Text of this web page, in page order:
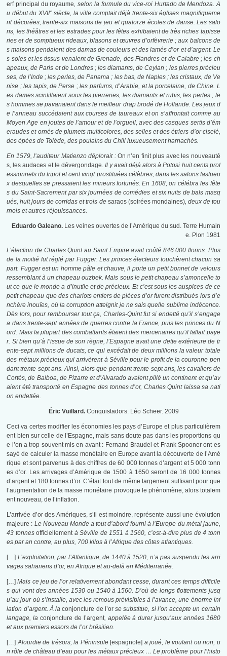
erf principal du royaume, selon la formule du vice-roi Hurtado de Mendoza. A
u début du XVII° siècle, la ville comptait déjà trente-six églises magnifiqueme
nt décorées, trente-six maisons de jeu et quatorze écoles de danse. Les salo
ns, les théâtres et les estrades pour les fêtes exhibaient de très riches tapisse
ries et de somptueux rideaux, blasons et œuvres d’orfèvrerie ; aux balcons de
s maisons pendaient des damas de couleurs et des lamés d’or et d’argent. Le
s soies et les tissus venaient de Grenade, des Flandres et de Calabre ; les ch
apeaux, de Paris et de Londres ; les diamants, de Ceylan ; les pierres précieu
ses, de l’Inde ; les perles, de Panama ; les bas, de Naples ; les cristaux, de Ve
nise ; les tapis, de Perse ; les parfums, d’Arabie, et la porcelaine, de Chine. L
es dames scintillaient sous les pierreries, les diamants et rubis, les perles ; le
s hommes se pavanaient dans le meilleur drap brodé de Hollande. Les jeux d
e l’anneau succédaient aux courses de taureaux et on s’affrontait comme au
Moyen Age en joutes de l’amour et de l’orgueil, avec des casques sertis d’ém
eraudes et ornés de plumets multicolores, des selles et des étriers d’or ciselé,
des épées de Tolède, des poulains du Chili luxueusement harnachés.
En 1579, l’auditeur Matienzo déplorait : On n’en finit plus avec les nouveauté
s, les audaces et le dévergondage.Il y avait déjà alors à Potosi huit cents prof
essionnels du tripot et cent vingt prostituées célèbres, dans les salons fastueu
x desquelles se pressaient les mineurs fortunés. En 1608, on célébra les fête
s du Saint-Sacrement par six journées de comédies et six nuits de bals masq
ués, huit jours de corridas et trois de saraos (soirées mondaines), deux de tou
rnois et autres réjouissances.
Eduardo Galeano. Les veines ouvertes de l’Amérique du sud. Terre Humain
e. Plon 1981
L’élection de Charles Quint au Saint Empire avait coûté 846 000 florins. Plus
de la moitié fut réglé par Fugger. Les princes électeurs touchèrent chacun sa
part. Fugger est un homme pâle et chauve, il porte un petit bonnet de velours
ressemblant à un chapeau ouzbek. Mais sous le petit chapeau s’amoncelle to
ut ce que le monde a d’inutile et de précieux. Et c’est sous les auspices de ce
petit chapeau que des chariots entiers de pièces d’or furent distribués lors d’e
nchère inouïes, où la corruption atteignit je ne sais quelle sublime indécence.
Dès lors, pour rembourser tout ça, Charles-Quint fut si endetté qu’il s’engage
a dans trente-sept années de guerres contre la France, puis les princes du N
ord. Mais la plupart des combattants étaient des mercenaires qu’il fallait paye
r. Si bien qu’à l’issue de son règne, l’Espagne avait une dette extérieure de tr
ente-sept millions de ducats, ce qui excédait de deux millions la valeur totale
des métaux précieux qui arrivèrent à Séville pour le profit de la couronne pen
dant trente-sept ans. Ainsi, alors que pendant trente-sept ans, les cavaliers de
Cortès, de Balboa, de Pizarre et d’Alvarado avaient pillé un continent et qu’av
aient été transporté en Espagne des tonnes d’or, Charles Quint laissa sa nati
on endettée.
Éric Vuillard. Conquistadors. Léo Scheer. 2009
Ceci va certes modifier les économies les pays d’Europe et plus particulièrem
ent bien sur celle de l’Espagne, mais sans doute pas dans les proportions qu
e l’on a trop souvent mis en avant : Fernand Braudel et Frank Spooner ont es
sayé de calculer la masse monétaire en Europe avant la découverte de l’Amé
rique et sont parvenus à des chiffres de 60 000 tonnes d’argent et 5 000 tonn
es d’or. Les arrivages d’Amérique de 1500 à 1650 seront de 16 000 tonnes
d’argent et 180 tonnes d’or. C’était tout de même largement suffisant pour que
l’augmentation de la masse monétaire provoque le phénomène, alors totalem
ent nouveau, de l’inflation.
L’arrivée d’or des Amériques, s’il est moindre, représente aussi une évolution
majeure : Le Nouveau Monde a tout d’abord fourni à l’Europe du métal jaune,
43 tonnesofficiellement à Séville de 1551 à 1560, c’est-à-dire plus de 4 tonn
es par an contre, au plus, 700 kilos à l’Afrique des côtes atlantiques.
[…] L’exploitation, par l’Atlantique, de 1440 à 1520, n’a pas suspendu les arri
vages sahariens d’or, en Afrique et au-delà en Méditerranée.
[…]Mais ce jeu de l’or relativement abondant cesse, durant ces temps difficile
s qui vont des années 1530 ou 1540 à 1560. D’où de longs flottements jusq
u’au jour où s’installe, avec les remous prévisibles à l’avance, une énorme inf
lation d’argent. À laconjoncture de l’orse substitue, si l’on accepte un certain
langage, la conjoncture de l’argent, appelée à durer jusqu’aux années 1680
et aux premiers essors de l’or brésilien.
[…]Alourdie de trésors, la Péninsule [espagnole] a joué, le voulant ou non, u
n rôle de château d’eau pour les métaux précieux … Le problème pour l’histo